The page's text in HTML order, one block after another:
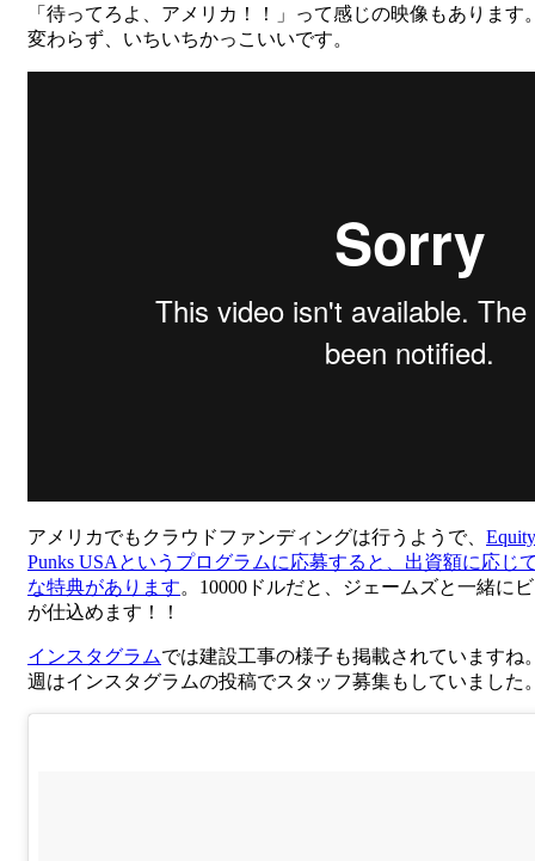
「待ってろよ、アメリカ！！」って感じの映像もあります
変わらず、いちいちかっこいいです。
アメリカでもクラウドファンディングは行うようで、
Punks USAというプログラムに応募すると、出資額に応じ
な特典があります。10000ドルだと、ジェームズと一緒に
が仕込めます！！
インスタグラムでは建設工事の様子も掲載されていますね
週はインスタグラムの投稿でスタッフ募集もしていました